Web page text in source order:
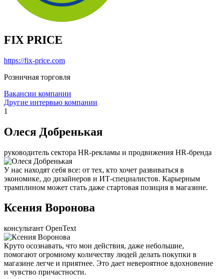
FIX PRICE
https://fix-price.com
Розничная торговля
Вакансии компании
Другие интервью компании
1
Олеся Добренькая
руководитель сектора HR-рекламы и продвижения HR-бренда
У нас находят себя все: от тех, кто хочет развиваться в
экономике, до дизайнеров и ИТ-специалистов. Карьерным
трамплином может стать даже стартовая позиция в магазине.
Ксения Воронова
консультант OpenText
Круто осознавать, что мои действия, даже небольшие,
помогают огромному количеству людей делать покупки в
магазине легче и приятнее. Это дает невероятное вдохновение
и чувство причастности.